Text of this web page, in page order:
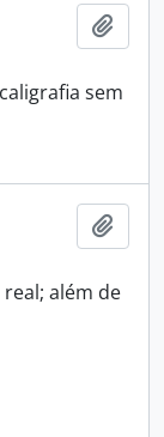
sem
além de